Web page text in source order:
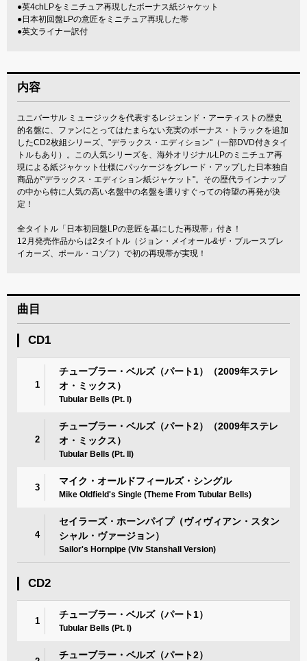
●英4chLPをミニチュア再現したボーナス紙ジャケット
●日本初回盤LPの意匠をミニチュア再現した帯
●英文ライナー訳付
内容
ユニバーサル ミュージックを代表するレジェンド・アーティストの歴史
的名盤に、ファンにとってはたまらない充実のボーナス・トラックを追加
したCD2枚組シリーズ、"デラックス・エディション"（一部DVD付きタイ
トルもあり）。この人気シリーズを、海外オリジナルLPのミニチュア再
現による紙ジャケット仕様にパッケージをグレード・アップした日本独自
商品が"デラックス・エディション紙ジャケット"。その歴代ラインナップ
の中から特に人気の高い名盤中の名盤を選りすぐっての待望の再発が決
定！
全タイトル「日本初回盤LPの意匠を基にした再現帯」付き！
12月発売作品からは2タイトル（ジョン・メイオール&ザ・ブルースブレ
イカーズ、ポール・コゾフ）で初の再現帯が実現！
曲目
CD1
1
チューブラー・ベルズ（パート1）（2009年ステレ
オ・ミックス）
Tubular Bells (Pt. I)
2
チューブラー・ベルズ（パート2）（2009年ステレ
オ・ミックス）
Tubular Bells (Pt. II)
3
マイク・オールドフィールズ・シングル
Mike Oldfield's Single (Theme From Tubular Bells)
4
セイラーズ・ホーンパイプ（ヴィヴィアン・スタン
シャル・ヴァージョン）
Sailor's Hornpipe (Viv Stanshall Version)
CD2
1
チューブラー・ベルズ（パート1）
Tubular Bells (Pt. I)
チューブラー・ベルズ（パート2）